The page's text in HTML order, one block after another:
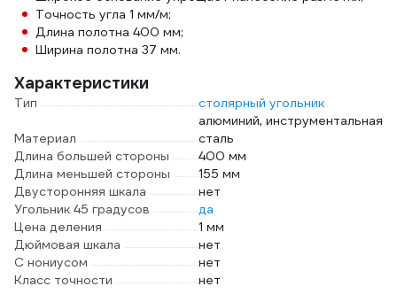
Точность угла 1 мм/м;
Длина полотна 400 мм;
Ширина полотна 37 мм.
Характеристики
Тип столярный угольник
Материал
алюминий, инструментальная
сталь
Длина большей стороны
400 мм
Длина меньшей стороны
155 мм
Двусторонняя шкала
нет
Угольник 45 градусов
да
Цена деления
1 мм
Дюймовая шкала
нет
С нониусом
нет
Класс точности
нет